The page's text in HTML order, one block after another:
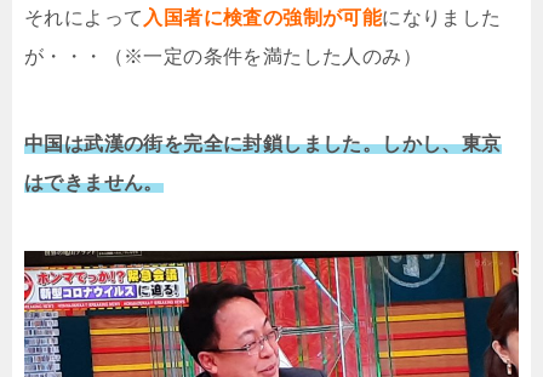
それによって 入国者に検査の強制が可能になりました
が・・・（※一定の条件を満たした人のみ）
中国は武漢の街を完全に封鎖しました。しかし、東京
はできません。